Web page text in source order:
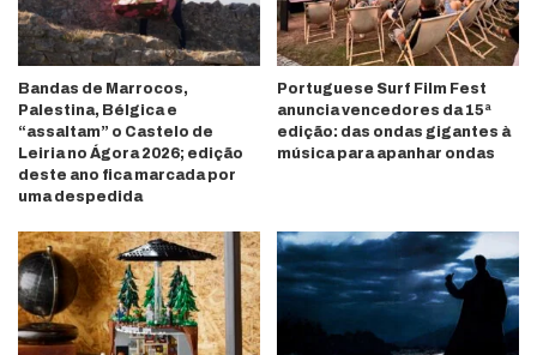
Bandas de Marrocos,
Palestina, Bélgica e
“assaltam” o Castelo de
Leiria no Ágora 2026; edição
deste ano fica marcada por
uma despedida
Portuguese Surf Film Fest
anuncia vencedores da 15ª
edição: das ondas gigantes à
música para apanhar ondas